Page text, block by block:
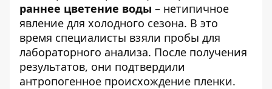
раннее цветение воды – нетипичное
явление для холодного сезона. В это
время специалисты взяли пробы для
лабораторного анализа. После получения
результатов, они подтвердили
антропогенное происхождение пленки.